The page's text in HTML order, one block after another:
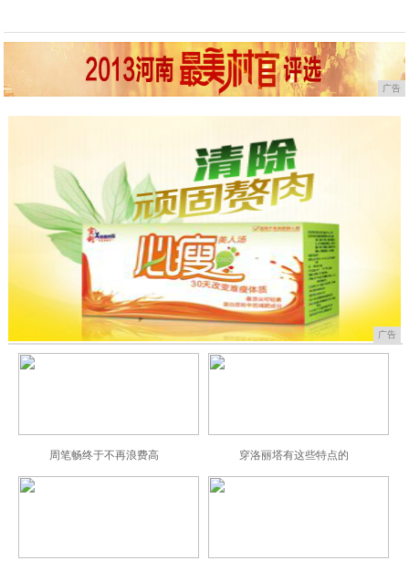
广告
广告
周笔畅终于不再浪费高 穿洛丽塔有这些特点的